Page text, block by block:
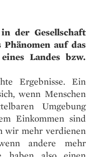
der Gesellschaft
auf das
Landes bzw.
Ergebnisse. Ein
wenn Menschen
Umgebung
Einkommen sind
wir mehr verdienen
andere mehr